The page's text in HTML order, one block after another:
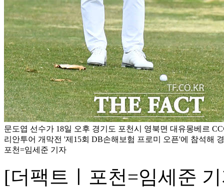
문도엽 선수가 18일 오후 경기도 포천시 영북면 대유몽베르
리안투어 개막전 '제15회 DB손해보험 프로미 오픈'에 참석해
포천=임세준 기자
[더팩트ㅣ포천=임세준